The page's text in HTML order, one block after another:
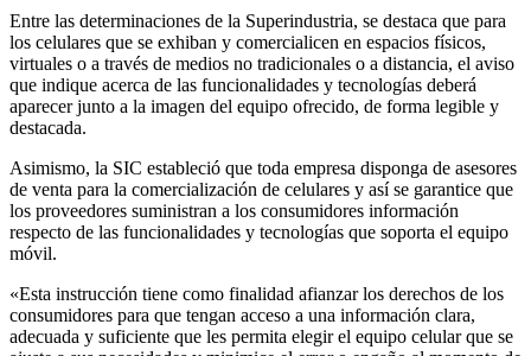
Entre las determinaciones de la Superindustria, se destaca que para
los celulares que se exhiban y comercialicen en espacios físicos,
virtuales o a través de medios no tradicionales o a distancia, el aviso
que indique acerca de las funcionalidades y tecnologías deberá
aparecer junto a la imagen del equipo ofrecido, de forma legible y
destacada.
Asimismo, la SIC estableció que toda empresa disponga de asesores
de venta para la comercialización de celulares y así se garantice que
los proveedores suministran a los consumidores información
respecto de las funcionalidades y tecnologías que soporta el equipo
móvil.
«Esta instrucción tiene como finalidad afianzar los derechos de los
consumidores para que tengan acceso a una información clara,
adecuada y suficiente que les permita elegir el equipo celular que se